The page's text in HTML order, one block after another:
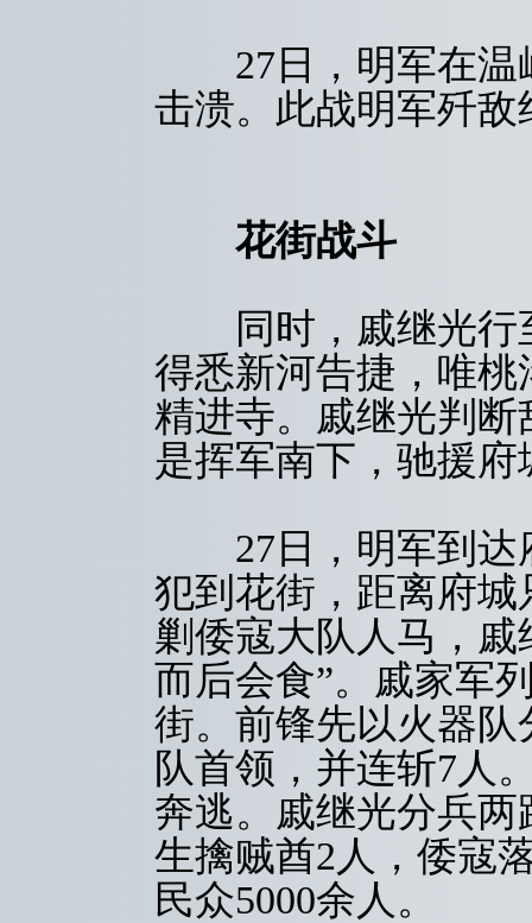
27日，明军在温
击溃。此战明军歼敌
花街战斗
同时，戚继光行
得悉新河告捷，唯
精进寺。戚继光判
是挥军南下，驰援府
27日，明军到达
犯到花街，距离府
剿倭寇大队人马，
而后会食”。戚家军
街。前锋先以火器
队首领，并连斩7人
奔逃。戚继光分兵
生擒贼酋2人，倭寇
民众5000余人。